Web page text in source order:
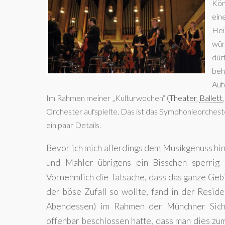
Im Rahmen meiner „Kulturwochen“ (Theater, Ballett,
Orchester aufspielte. Das ist das
ein paar Details.
Bevor ich mich allerdings dem Musikgenuss
und Mahler übrigens ein Bisschen
Vornehmlich die Tatsache, dass das ganze
der böse Zufall so wollte, fand in der
Abendessen) im Rahmen der Münchner
offenbar beschlossen hatte, dass man dies